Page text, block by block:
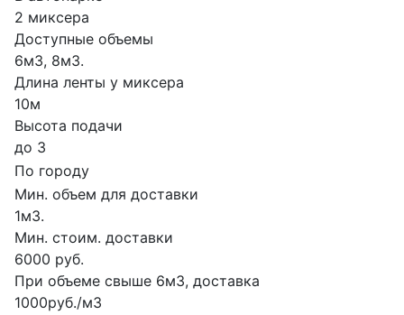
2 миксера
Доступные объемы
6м3, 8м3.
Длина ленты у миксера
10м
Высота подачи
до 3
По городу
Мин. объем для доставки
1м3.
Мин. стоим. доставки
6000 руб.
При объеме свыше 6м3, доставка
1000руб./м3